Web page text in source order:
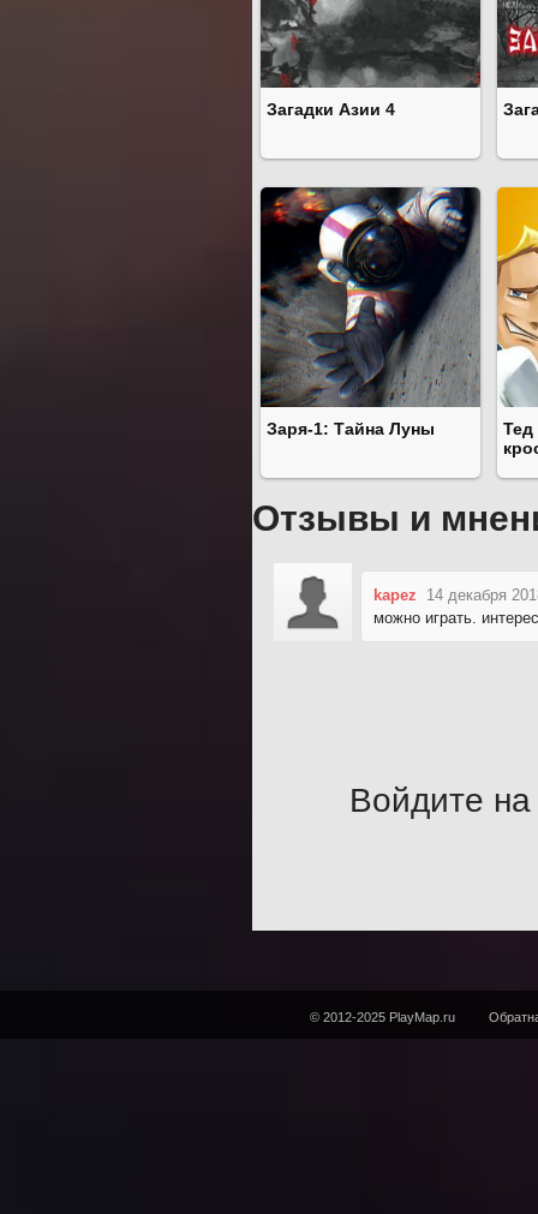
Загадки Азии 4
Заря-1: Тайна Луны
Тед
Отзывы и
kapez
14 декабря
можно играть.
Войдите на
© 2012-2025 PlayMap.ru